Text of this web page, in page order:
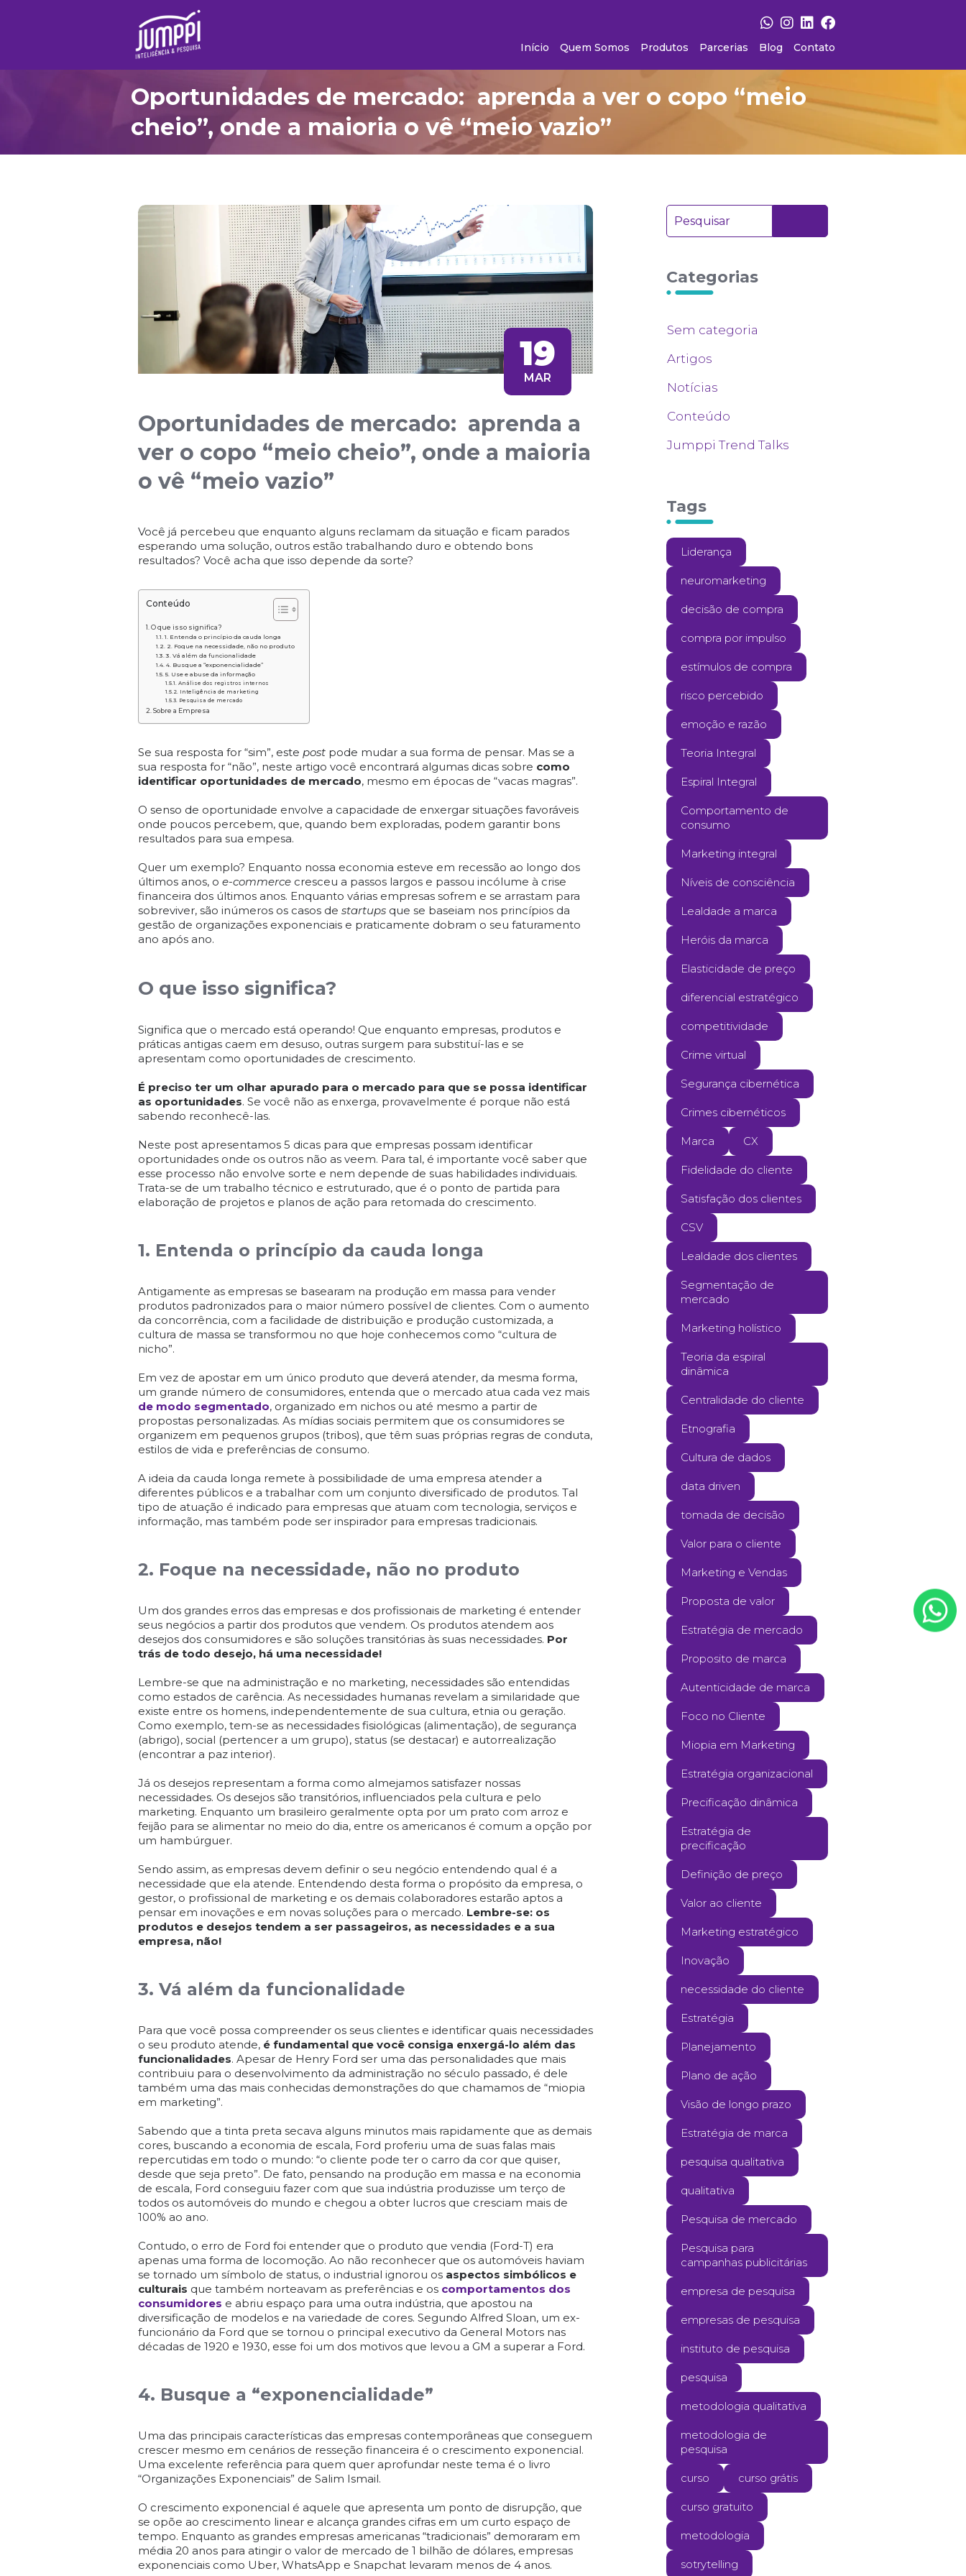
Início Quem Somos Produtos Parcerias Blog Contato
Oportunidades de mercado: aprenda a ver o copo “meio
cheio”, onde a maioria o vê “meio vazio”
19
MAR
Oportunidades de mercado: aprenda a
ver o copo “meio cheio”, onde a maioria
o vê “meio vazio”
Você já percebeu que enquanto alguns reclamam da situação e ficam parados
esperando uma solução, outros estão trabalhando duro e obtendo bons
resultados? Você acha que isso depende da sorte?
Conteúdo
O que isso significa?
1. Entenda o princípio da cauda longa
2. Foque na necessidade, não no produto
3. Vá além da funcionalidade
4. Busque a “exponencialidade”
5. Use e abuse da informação
Análise dos registros internos
Inteligência de marketing
Pesquisa de mercado
Sobre a Empresa
Se sua resposta for “sim”, este post pode mudar a sua forma de pensar. Mas se a
sua resposta for “não”, neste artigo você encontrará algumas dicas sobre como
identificar oportunidades de mercado, mesmo em épocas de “vacas magras”.
O senso de oportunidade envolve a capacidade de enxergar situações favoráveis
onde poucos percebem, que, quando bem exploradas, podem garantir bons
resultados para sua empesa.
Quer um exemplo? Enquanto nossa economia esteve em recessão ao longo dos
últimos anos, o e-commerce cresceu a passos largos e passou incólume à crise
financeira dos últimos anos. Enquanto várias empresas sofrem e se arrastam para
sobreviver, são inúmeros os casos de startups que se baseiam nos princípios da
gestão de organizações exponenciais e praticamente dobram o seu faturamento
ano após ano.
O que isso significa?
Significa que o mercado está operando! Que enquanto empresas, produtos e
práticas antigas caem em desuso, outras surgem para substituí-las e se
apresentam como oportunidades de crescimento.
É preciso ter um olhar apurado para o mercado para que se possa identificar
as oportunidades. Se você não as enxerga, provavelmente é porque não está
sabendo reconhecê-las.
Neste post apresentamos 5 dicas para que empresas possam identificar
oportunidades onde os outros não as veem. Para tal, é importante você saber que
esse processo não envolve sorte e nem depende de suas habilidades individuais.
Trata-se de um trabalho técnico e estruturado, que é o ponto de partida para
elaboração de projetos e planos de ação para retomada do crescimento.
1. Entenda o princípio da cauda longa
Antigamente as empresas se basearam na produção em massa para vender
produtos padronizados para o maior número possível de clientes. Com o aumento
da concorrência, com a facilidade de distribuição e produção customizada, a
cultura de massa se transformou no que hoje conhecemos como “cultura de
nicho”.
Em vez de apostar em um único produto que deverá atender, da mesma forma,
um grande número de consumidores, entenda que o mercado atua cada vez mais
de modo segmentado, organizado em nichos ou até mesmo a partir de
propostas personalizadas. As mídias sociais permitem que os consumidores se
organizem em pequenos grupos (tribos), que têm suas próprias regras de conduta,
estilos de vida e preferências de consumo.
A ideia da cauda longa remete à possibilidade de uma empresa atender a
diferentes públicos e a trabalhar com um conjunto diversificado de produtos. Tal
tipo de atuação é indicado para empresas que atuam com tecnologia, serviços e
informação, mas também pode ser inspirador para empresas tradicionais.
2. Foque na necessidade, não no produto
Um dos grandes erros das empresas e dos profissionais de marketing é entender
seus negócios a partir dos produtos que vendem. Os produtos atendem aos
desejos dos consumidores e são soluções transitórias às suas necessidades. Por
trás de todo desejo, há uma necessidade!
Lembre-se que na administração e no marketing, necessidades são entendidas
como estados de carência. As necessidades humanas revelam a similaridade que
existe entre os homens, independentemente de sua cultura, etnia ou geração.
Como exemplo, tem-se as necessidades fisiológicas (alimentação), de segurança
(abrigo), social (pertencer a um grupo), status (se destacar) e autorrealização
(encontrar a paz interior).
Já os desejos representam a forma como almejamos satisfazer nossas
necessidades. Os desejos são transitórios, influenciados pela cultura e pelo
marketing. Enquanto um brasileiro geralmente opta por um prato com arroz e
feijão para se alimentar no meio do dia, entre os americanos é comum a opção por
um hambúrguer.
Sendo assim, as empresas devem definir o seu negócio entendendo qual é a
necessidade que ela atende. Entendendo desta forma o propósito da empresa, o
gestor, o profissional de marketing e os demais colaboradores estarão aptos a
pensar em inovações e em novas soluções para o mercado. Lembre-se: os
produtos e desejos tendem a ser passageiros, as necessidades e a sua
empresa, não!
3. Vá além da funcionalidade
Para que você possa compreender os seus clientes e identificar quais necessidades
o seu produto atende, é fundamental que você consiga enxergá-lo além das
funcionalidades. Apesar de Henry Ford ser uma das personalidades que mais
contribuiu para o desenvolvimento da administração no século passado, é dele
também uma das mais conhecidas demonstrações do que chamamos de “miopia
em marketing”.
Sabendo que a tinta preta secava alguns minutos mais rapidamente que as demais
cores, buscando a economia de escala, Ford proferiu uma de suas falas mais
repercutidas em todo o mundo: “o cliente pode ter o carro da cor que quiser,
desde que seja preto”. De fato, pensando na produção em massa e na economia
de escala, Ford conseguiu fazer com que sua indústria produzisse um terço de
todos os automóveis do mundo e chegou a obter lucros que cresciam mais de
100% ao ano.
Contudo, o erro de Ford foi entender que o produto que vendia (Ford-T) era
apenas uma forma de locomoção. Ao não reconhecer que os automóveis haviam
se tornado um símbolo de status, o industrial ignorou os aspectos simbólicos e
culturais que também norteavam as preferências e os comportamentos dos
consumidores e abriu espaço para uma outra indústria, que apostou na
diversificação de modelos e na variedade de cores. Segundo Alfred Sloan, um ex-
funcionário da Ford que se tornou o principal executivo da General Motors nas
décadas de 1920 e 1930, esse foi um dos motivos que levou a GM a superar a Ford.
4. Busque a “exponencialidade”
Uma das principais características das empresas contemporâneas que conseguem
crescer mesmo em cenários de resseção financeira é o crescimento exponencial.
Uma excelente referência para quem quer aprofundar neste tema é o livro
“Organizações Exponenciais” de Salim Ismail.
O crescimento exponencial é aquele que apresenta um ponto de disrupção, que
se opõe ao crescimento linear e alcança grandes cifras em um curto espaço de
tempo. Enquanto as grandes empresas americanas “tradicionais” demoraram em
média 20 anos para atingir o valor de mercado de 1 bilhão de dólares, empresas
exponenciais como Uber, WhatsApp e Snapchat levaram menos de 4 anos.
Categorias
Sem categoria
Artigos
Notícias
Conteúdo
Jumppi Trend Talks
Tags
Liderança
neuromarketing
decisão de compra
compra por impulso
estímulos de compra
risco percebido
emoção e razão
Teoria Integral
Espiral Integral
Comportamento de
consumo
Marketing integral
Níveis de consciência
Lealdade a marca
Heróis da marca
Elasticidade de preço
diferencial estratégico
competitividade
Crime virtual
Segurança cibernética
Crimes cibernéticos
Marca CX
Fidelidade do cliente
Satisfação dos clientes
CSV
Lealdade dos clientes
Segmentação de
mercado
Marketing holístico
Teoria da espiral
dinâmica
Centralidade do cliente
Etnografia
Cultura de dados
data driven
tomada de decisão
Valor para o cliente
Marketing e Vendas
Proposta de valor
Estratégia de mercado
Proposito de marca
Autenticidade de marca
Foco no Cliente
Miopia em Marketing
Estratégia organizacional
Precificação dinâmica
Estratégia de
precificação
Definição de preço
Valor ao cliente
Marketing estratégico
Inovação
necessidade do cliente
Estratégia
Planejamento
Plano de ação
Visão de longo prazo
Estratégia de marca
pesquisa qualitativa
qualitativa
Pesquisa de mercado
Pesquisa para
campanhas publicitárias
empresa de pesquisa
empresas de pesquisa
instituto de pesquisa
pesquisa
metodologia qualitativa
metodologia de
pesquisa
curso curso grátis
curso gratuito
metodologia
sotrytelling